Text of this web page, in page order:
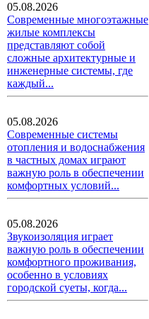
05.08.2026
Современные многоэтажные
жилые комплексы
представляют собой
сложные архитектурные и
инженерные системы, где
каждый...
05.08.2026
Современные системы
отопления и водоснабжения
в частных домах играют
важную роль в обеспечении
комфортных условий...
05.08.2026
Звукоизоляция играет
важную роль в обеспечении
комфортного проживания,
особенно в условиях
городской суеты, когда...